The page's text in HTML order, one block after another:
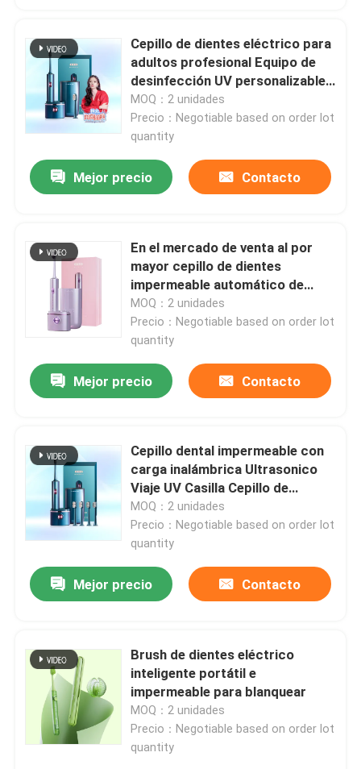
Los vídeos
Sobre nosotros
Recorrido por la fábrica
Control de calidad
Contacta con nosotros
Solicitar una cita
Cepillo de dientes eléctrico del cuidado oral
Cepillo de dientes eléctrico impermeable
cepillo de dientes eléctrico recargable
Cepillo de dientes eléctrico adulto
Cepillo de dientes eléctrico de los niños
Sonic Electric Toothbrush
Cepillo de dientes eléctrico elegante
Cepillo de dientes eléctrico para
adultos profesional Equipo de
desinfección UV personalizable y
estuche de viaje
MOQ：2 unidades
Precio：Negotiable based on order lot
quantity
Mejor precio Contacto
En el mercado de venta al por
mayor cepillo de dientes
impermeable automático de
carga inalámbrica de ultrasonido
de viaje UV caso
MOQ：2 unidades
Precio：Negotiable based on order lot
quantity
Mejor precio Contacto
Cepillo dental impermeable con
carga inalámbrica Ultrasonico
Viaje UV Casilla Cepillo de
dientes eléctrico
MOQ：2 unidades
Precio：Negotiable based on order lot
quantity
Mejor precio Contacto
Brush de dientes eléctrico
inteligente portátil e
impermeable para blanquear
MOQ：2 unidades
Precio：Negotiable based on order lot
quantity